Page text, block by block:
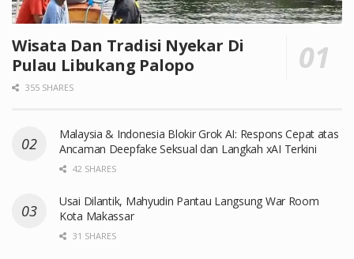
Wisata Dan Tradisi Nyekar Di
Pulau Libukang Palopo
355 SHARES
Malaysia & Indonesia Blokir Grok AI: Respons Cepat atas
Ancaman Deepfake Seksual dan Langkah xAI Terkini
42 SHARES
Usai Dilantik, Mahyudin Pantau Langsung War Room
Kota Makassar
31 SHARES